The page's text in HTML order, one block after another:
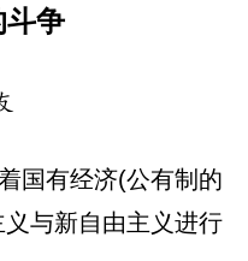
斗争
国有经济(公有制的
与新自由主义进行